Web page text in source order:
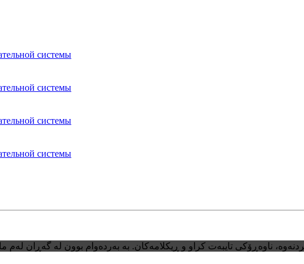
системы
системы
системы
системы
ناوەڕۆکی تایبەت کراو و ڕیکلامەکان. بە بەردەوام بوون لە گەڕان لەم